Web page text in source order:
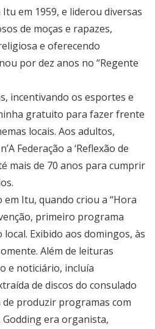
em 1959, e liderou diversas
de moças e rapazes,
e oferecendo
por dez anos no “Regente
incentivando os esportes e
gratuito para fazer frente
locais. Aos adultos,
Federação a ‘Reflexão de
mais de 70 anos para cumprir
em Itu, quando criou a “Hora
primeiro programa
Exibido aos domingos, às
Além de leituras
e noticiário, incluía
de discos do consulado
de produzir programas com
era organista,